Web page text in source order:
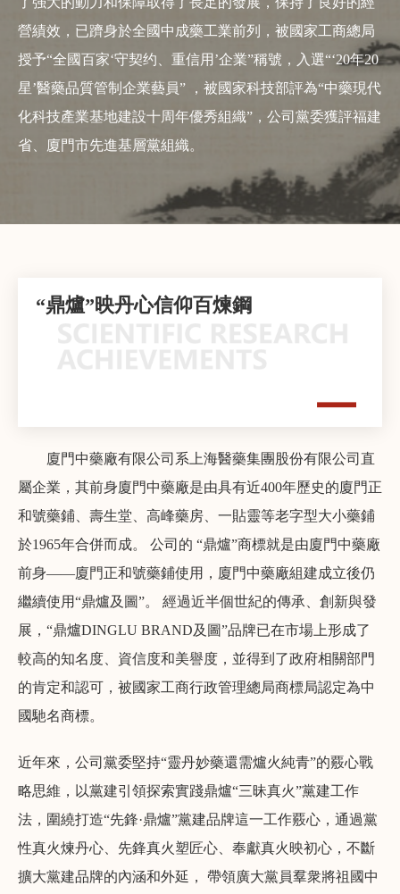
營績效，已躋身於全國中成藥工業前列，被國家工商總局
授予“全國百家‘守契约、重信用’企業”稱號，入選“‘20年20
星’醫藥品質管制企業藝員” ，被國家科技部評為“中藥現代
化科技產業基地建設十周年優秀組織”，公司黨委獲評福建
省、廈門市先進基層黨組織。
“鼎爐”映丹心信仰百煉鋼
廈門中藥廠有限公司系上海醫藥集團股份有限公司直
屬企業，其前身廈門中藥廠是由具有近400年歷史的廈門正
和號藥鋪、壽生堂、高峰藥房、一貼靈等老字型大小藥鋪
於1965年合併而成。 公司的 “鼎爐”商標就是由廈門中藥廠
前身——廈門正和號藥鋪使用，廈門中藥廠組建成立後仍
繼續使用“鼎爐及圖”。 經過近半個世紀的傳承、創新與發
展，“鼎爐DINGLU BRAND及圖”品牌已在市場上形成了
較高的知名度、資信度和美譽度，並得到了政府相關部門
的肯定和認可，被國家工商行政管理總局商標局認定為中
國馳名商標。
近年來，公司黨委堅持“靈丹妙藥還需爐火純青”的覈心戰
略思維，以黨建引領探索實踐鼎爐“三昧真火”黨建工作
法，圍繞打造“先鋒·鼎爐”黨建品牌這一工作覈心，通過黨
性真火煉丹心、先鋒真火塑匠心、奉獻真火映初心，不斷
擴大黨建品牌的內涵和外延， 帶領廣大黨員羣衆將祖國中